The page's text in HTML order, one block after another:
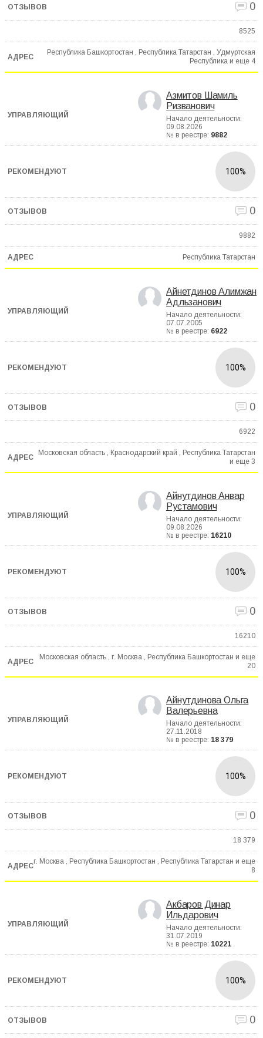
0
8525
Республика Башкортостан , Республика Татарстан , Удмуртская
Республика и еще 4
Азмитов Шамиль
Ризванович
Начало деятельности:
09.08.2026
№ в реестре: 9882
100%
0
9882
Республика Татарстан
Айнетдинов Алимжан
Адльзанович
Начало деятельности:
07.07.2005
№ в реестре: 6922
100%
0
6922
Московская область , Краснодарский край , Республика Татарстан
и еще 3
Айнутдинов Анвар
Рустамович
Начало деятельности:
09.08.2026
№ в реестре: 16210
100%
0
16210
Московская область , г. Москва , Республика Башкортостан и еще
20
Айнутдинова Ольга
Валерьевна
Начало деятельности:
27.11.2018
№ в реестре: 18 379
100%
0
18 379
г. Москва , Республика Башкортостан , Республика Татарстан и еще
8
Акбаров Динар
Ильдарович
Начало деятельности:
31.07.2019
№ в реестре: 10221
100%
0